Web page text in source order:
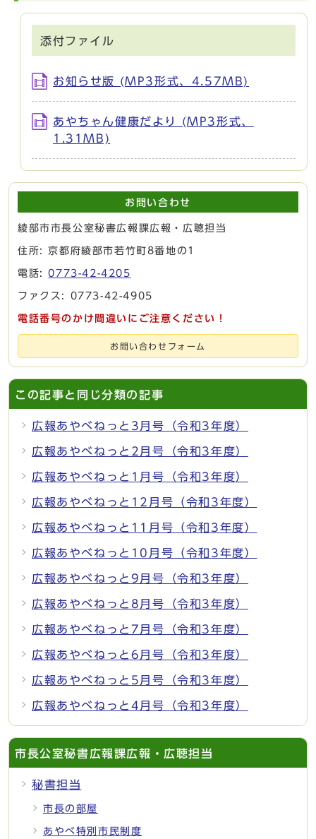
添付ファイル
お知らせ版 (MP3形式、4.57MB)
あやちゃん健康だより (MP3形式、
1.31MB)
お問い合わせ
綾部市市長公室秘書広報課広報・広聴担当
住所: 京都府綾部市若竹町8番地の1
電話:0773-42-4205
ファクス: 0773-42-4905
電話番号のかけ間違いにご注意ください！
お問い合わせフォーム
この記事と同じ分類の記事
広報あやべねっと3月号（令和3年度）
広報あやべねっと2月号（令和3年度）
広報あやべねっと1月号（令和3年度）
広報あやべねっと12月号（令和3年度）
広報あやべねっと11月号（令和3年度）
広報あやべねっと10月号（令和3年度）
広報あやべねっと9月号（令和3年度）
広報あやべねっと8月号（令和3年度）
広報あやべねっと7月号（令和3年度）
広報あやべねっと6月号（令和3年度）
広報あやべねっと5月号（令和3年度）
広報あやべねっと4月号（令和3年度）
市長公室秘書広報課広報・広聴担当
秘書担当
市長の部屋
あやべ特別市民制度